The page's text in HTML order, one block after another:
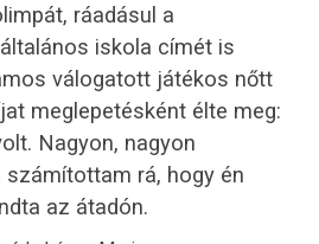
ráadásul a
iskola címét is
válogatott játékos nőtt
meglepetésként élte meg:
Nagyon, nagyon
számítottam rá, hogy én
az átadón.